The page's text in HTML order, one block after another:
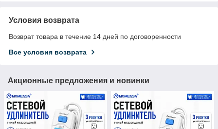
Условия возврата
Возврат товара в течение 14 дней по договоренности
Все условия возврата
Акционные предложения и новинки